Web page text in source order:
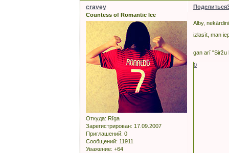
Поделиться
cravey
Countess of Romantic Ice
Откуда: Rīga
Зарегистрирован: 17.09.2007
Приглашений: 0
Сообщений: 11911
Уважение: +64
Alby,
izlasīt, man
gan arī
0